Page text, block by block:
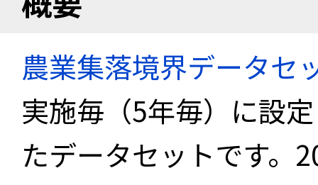
農業集落境界データセ
実施毎（5年毎）に設
たデータセットです。